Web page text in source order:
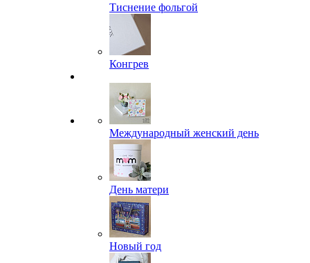
Тиснение фольгой
Конгрев
Международный женский день
День матери
Новый год